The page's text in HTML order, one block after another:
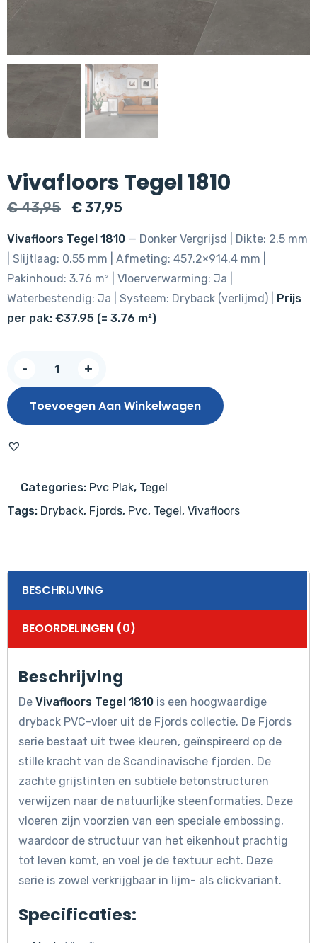
Vivafloors Tegel 1810
€43,95
Oorspronkelijke
was:
€ 43,95.
€37,95
€ 37,95.
Vivafloors Tegel 1810 — Donker Vergrijsd | Dikte: 2.5 mm
| Slijtlaag: 0.55 mm | Afmeting: 457.2×914.4 mm |
Pakinhoud: 3.76 m² | Vloerverwarming: Ja |
Waterbestendig: Ja | Systeem: Dryback (verlijmd) |
Prijs
per pak: €37.95 (= 3.76 m²)
-
1810
aantal
+
Toevoegen Aan Winkelwagen
Categories: Pvc Plak, Tegel
Tags: Dryback, Fjords, Pvc, Tegel , Vivafloors
BESCHRIJVING
BEOORDELINGEN (0)
Beschrijving
De Vivafloors Tegel 1810 is een hoogwaardige
dryback PVC-vloer uit de Fjords collectie. De Fjords
serie bestaat uit twee kleuren, geïnspireerd op de
stille kracht van de Scandinavische fjorden. De
zachte grijstinten en subtiele betonstructuren
verwijzen naar de natuurlijke steenformaties. Deze
vloeren zijn voorzien van een speciale embossing,
waardoor de structuur van het eikenhout prachtig
tot leven komt, en voel je de textuur echt. Deze
serie is zowel verkrijgbaar in lijm- als clickvariant.
Specificaties: